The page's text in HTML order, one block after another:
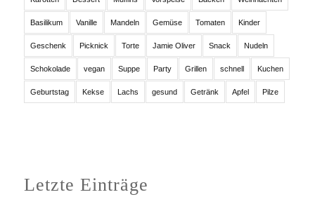
Basilikum Vanille Mandeln Gemüse Tomaten Kinder
Geschenk Picknick Torte Jamie Oliver Snack Nudeln
Schokolade vegan Suppe Party Grillen schnell Kuchen
Geburtstag Kekse Lachs gesund Getränk Apfel Pilze
Letzte Einträge